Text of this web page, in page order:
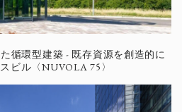
循環型建築 - 既存資源を創造的に
ビル〈NUVOLA 75〉